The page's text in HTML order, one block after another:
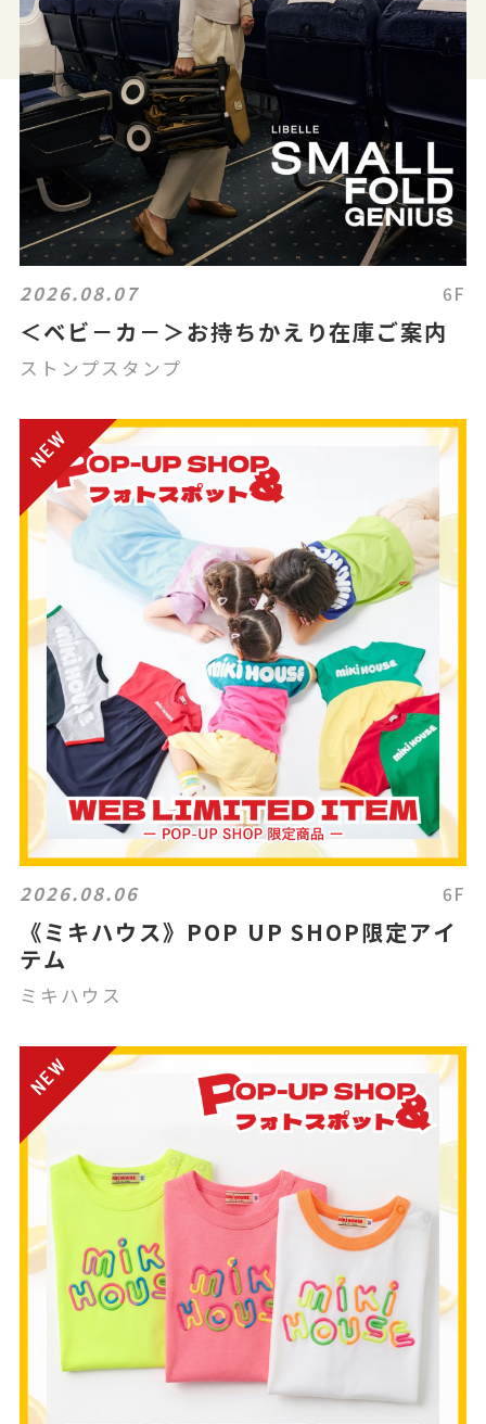
2026.08.07 6F
＜ベビ－カ－＞お持ちかえり在庫ご案内
ストンプスタンプ
2026.08.06 6F
《ミキハウス》POP UP SHOP限定アイ
テム
ミキハウス